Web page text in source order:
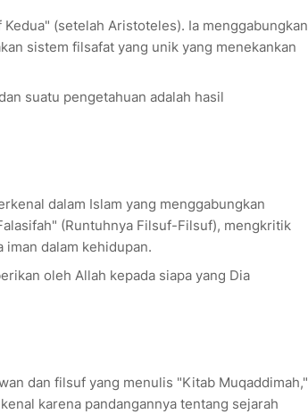
(setelah Aristoteles). Ia menggabungkan
sistem filsafat yang unik yang menekankan
suatu pengetahuan adalah hasil
dalam Islam yang menggabungkan
(Runtuhnya Filsuf-Filsuf), mengkritik
dalam kehidupan.
oleh Allah kepada siapa yang Dia
dan filsuf yang menulis "Kitab Muqaddimah,"
karena pandangannya tentang sejarah